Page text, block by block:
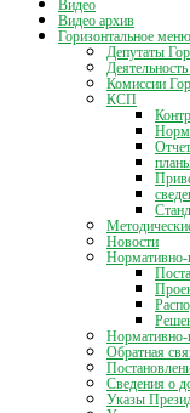
Видео
Видео архив
Горизонтальное меню
Депутаты
Комиссии
КСП
Новости
Нормативно-
Нормативно-
Обратная
Сведения о
Указы